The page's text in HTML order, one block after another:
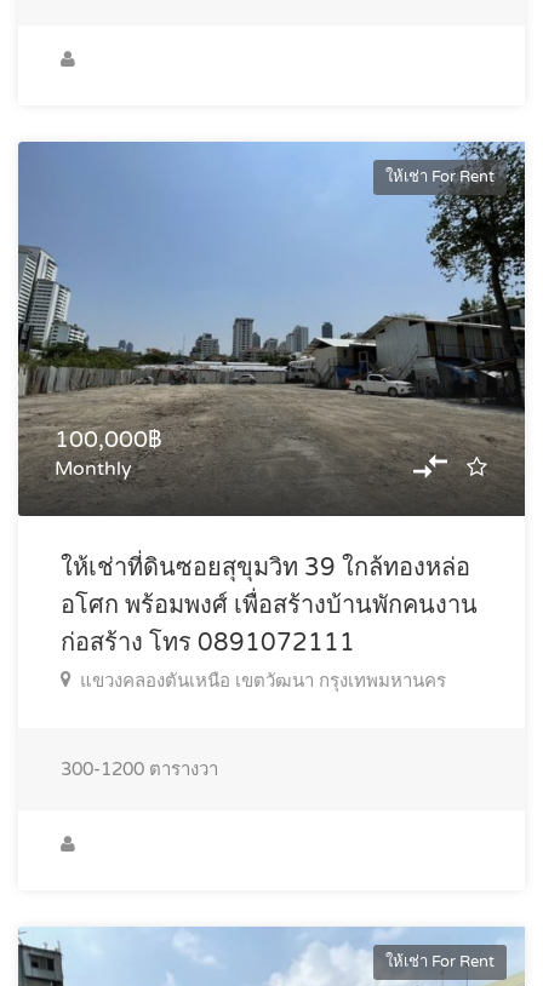
ให้เช่า For Rent
100,000฿
Monthly
ให้เช่าที่ดินซอยสุขุมวิท 39 ใกล้ทองหล่อ
อโศก พร้อมพงศ์ เพื่อสร้างบ้านพักคนงาน
ก่อสร้าง โทร 0891072111
แขวงคลองตันเหนือ เขตวัฒนา กรุงเทพมหานคร
300-1200 ตารางวา
ให้เช่า For Rent